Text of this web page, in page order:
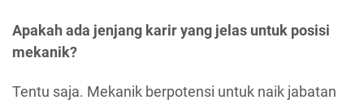
Apakah ada jenjang karir yang jelas untuk posisi
mekanik?
Tentu saja. Mekanik berpotensi untuk naik jabatan